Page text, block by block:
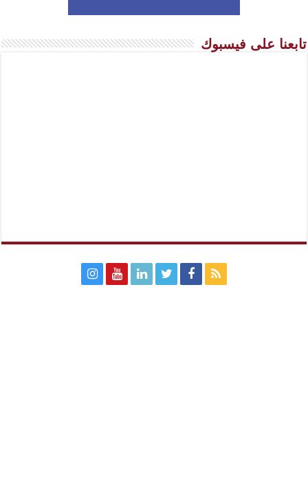
تابعنا على فيسبوك